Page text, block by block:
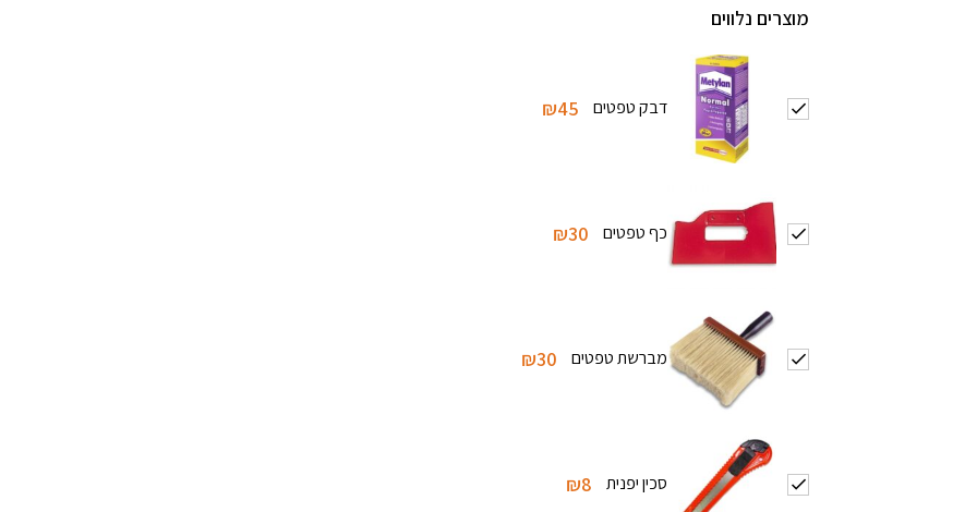
מוצרים נלווים
דבק טפטים ₪45
כף טפטים ₪30
מברשת טפטים ₪30
סכין יפנית ₪8